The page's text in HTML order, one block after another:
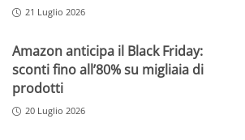
21 Luglio 2026
Amazon anticipa il Black Friday:
sconti fino all’80% su migliaia di
prodotti
20 Luglio 2026